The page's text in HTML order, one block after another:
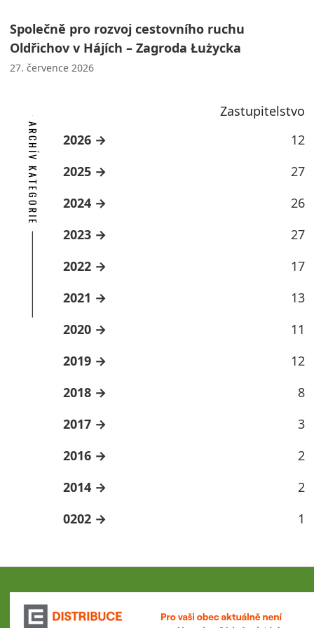
Společně pro rozvoj cestovního ruchu
Oldřichov v Hájích – Zagroda Łużycka
27. července 2026
Zastupitelstvo
ARCHÍV KATEGORIE 2026
12
2025
27
2024
26
2023
27
2022
17
2021
13
2020
11
2019
12
2018
8
2017
3
2016
2
2014
2
0202
1